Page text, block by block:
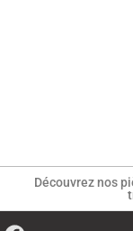
Découvrez nos